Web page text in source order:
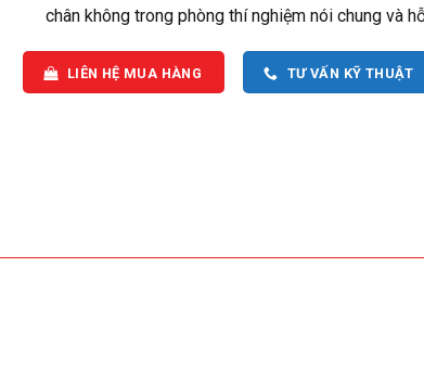
chân không trong phòng thí nghiệm nói chung và
LIÊN HỆ MUA HÀNG TƯ VẤN KỸ THUẬT